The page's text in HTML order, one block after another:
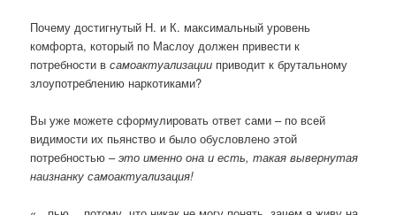
Почему достигнутый Н. и К. максимальный уровень
комфорта, который по Маслоу должен привести к
потребности всамоактуализации приводит к брутальному
злоупотреблению наркотиками?
Вы уже можете сформулировать ответ сами – по всей
видимости их пьянство и было обусловлено этой
потребностью –это именно она и есть, такая вывернутая
наизнанку самоактуализация!